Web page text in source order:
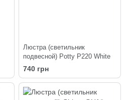
Люстра (светильник
подвесной) Potty P220 White
740 грн